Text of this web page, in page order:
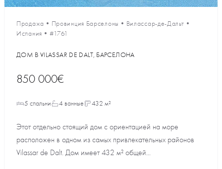
Продажа • Провинция Барселоны • Вилассар-де-Дальт •
Испания • #1761
ДОМ В VILASSAR DE DALT, БАРСЕЛОНА
850 000€
5 спальни 4 ванные 432 м²
Этот отдельно стоящий дом с ориентацией на море
расположен в одном из самых привлекательных районов
Vilassar de Dalt. Дом имеет 432 м² общей...